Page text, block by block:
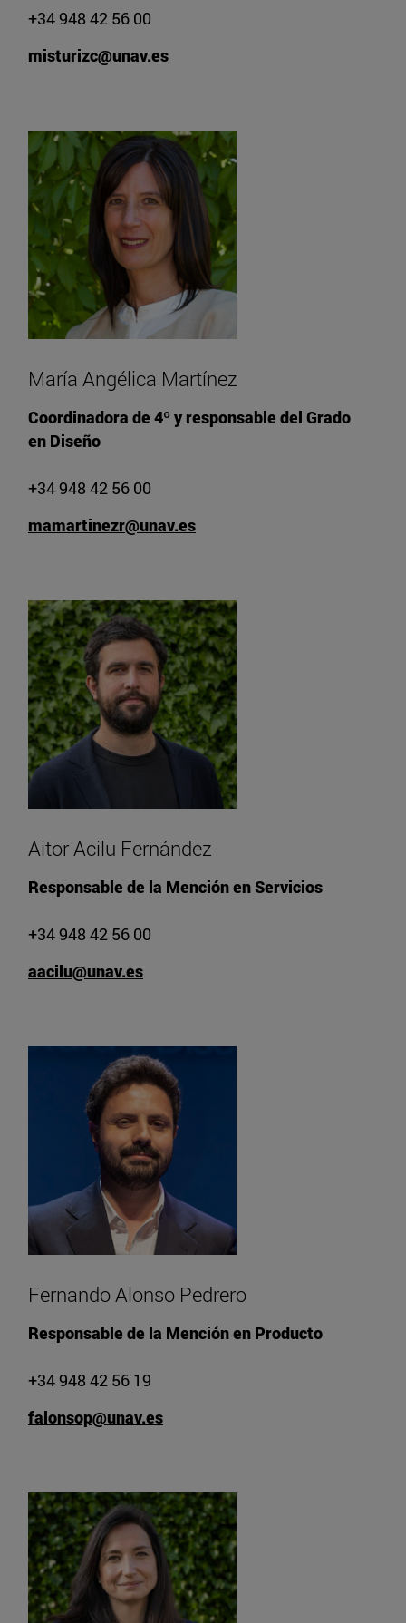
+34 948 42 56 00
misturizc@unav.es
María Angélica Martínez
Coordinadora de 4º y responsable del Grado
en Diseño
+34 948 42 56 00
mamartinezr@unav.es
Aitor Acilu Fernández
Responsable de la Mención en Servicios
+34 948 42 56 00
aacilu@unav.es
Fernando Alonso Pedrero
Responsable de la Mención en Producto
+34 948 42 56 19
falonsop@unav.es